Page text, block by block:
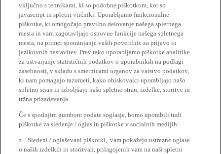
vključno s tehnikami, ki so podobne piškotkom, kot so
javascript in spletni vtičniki. Uporabljamo funkcionalne
piškotke, ki omogočajo pravilno delovanje našega spletnega
mesta in vam zagotavljajo osnovne funkcije našega spletnega
mesta, na primer spominjanje vaših poverilnic za prijavo in
jezikovnih nastavitev. Prav tako uporabljamo piškotke analitike
za ustvarjanje statističnih podatkov o uporabnikih na podlagi
zasebnosti, v skladu s smernicami organov za varstvo podatkov,
ki nam pomagajo razumeti, kako obiskovalci uporabljajo našo
spletno stran in izboljšajo našo spletno stran, izdelke, storitve in
tržna prizadevanja.
Če s spodnjim gumbom podate soglasje, bomo uporabili tudi
piškotke za sledenje / oglas in piškotke v socialnih medijih:
Sledeni / oglaševani piškotki, vam pokažejo ustrezne oglase
o naših izdelkih in storitvah, prilagojenih vam na naši spletni